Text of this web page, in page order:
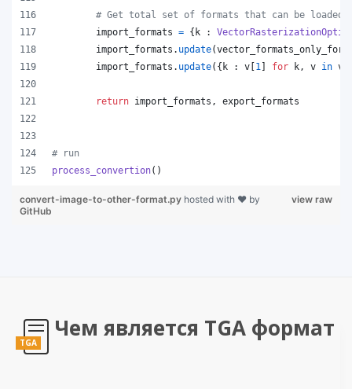
# Get total set of formats that can be loaded
import_formats = { k :
import_formats . update(
import_formats . update({ k : v [1 ] for k , v in
return import_formats , export_formats
# run
process_convertion()
view raw
convert-image-to-other-format.py hosted with ❤ by
GitHub
TGA
Чем является TGA формат